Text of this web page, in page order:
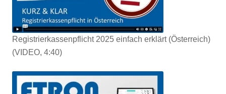
Registrierkassenpflicht 2025 einfach erklärt (Österreich)
(VIDEO, 4:40)